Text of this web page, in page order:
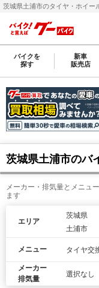
バイクを
探す
新車
販売店
茨城県土浦市のバ
メーカー・排気量とメニュ
ます
エリア
茨城県
土浦市
メニュー タイヤ交
メーカー
排気量
選択なし